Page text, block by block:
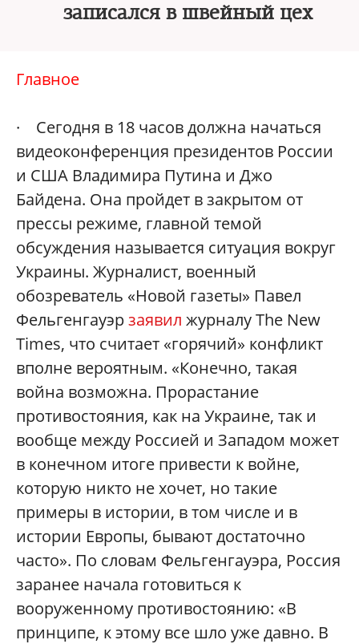
записался в швейный цех
Главное
· Сегодня в 18 часов должна начаться
видеоконференция президентов России
и США Владимира Путина и Джо
Байдена. Она пройдет в закрытом от
прессы режиме, главной темой
обсуждения называется ситуация вокруг
Украины. Журналист, военный
обозреватель «Новой газеты» Павел
Фельгенгауэрзаявил журналу The New
Times, что считает «горячий» конфликт
вполне вероятным. «Конечно, такая
война возможна. Прорастание
противостояния, как на Украине, так и
вообще между Россией и Западом может
в конечном итоге привести к войне,
которую никто не хочет, но такие
примеры в истории, в том числе и в
истории Европы, бывают достаточно
часто». По словам Фельгенгауэра, Россия
заранее начала готовиться к
вооруженному противостоянию: «В
принципе, к этому все шло уже давно. В